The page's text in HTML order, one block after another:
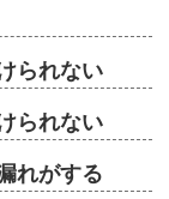
られない
られない
れがする